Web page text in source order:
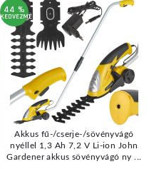
44 %
KEDVEZMÉNY
Akkus fű-/cserje-/sövényvágó
nyéllel 1,3 Ah 7,2 V Li-ion John
Gardener akkus sövényvágó ny ...